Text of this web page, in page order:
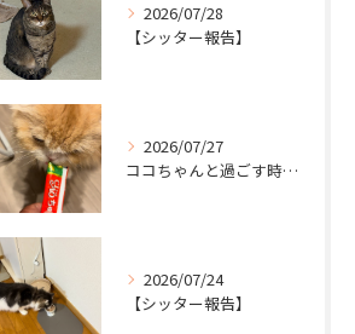
2026/07/28
【シッター報告】
2026/07/27
ココちゃんと過ごす時間が待ち遠しい！🐾
2026/07/24
【シッター報告】